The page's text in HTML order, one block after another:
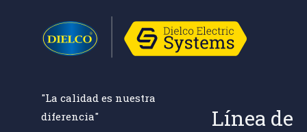
"La calidad es nuestra
diferencia"
Línea de